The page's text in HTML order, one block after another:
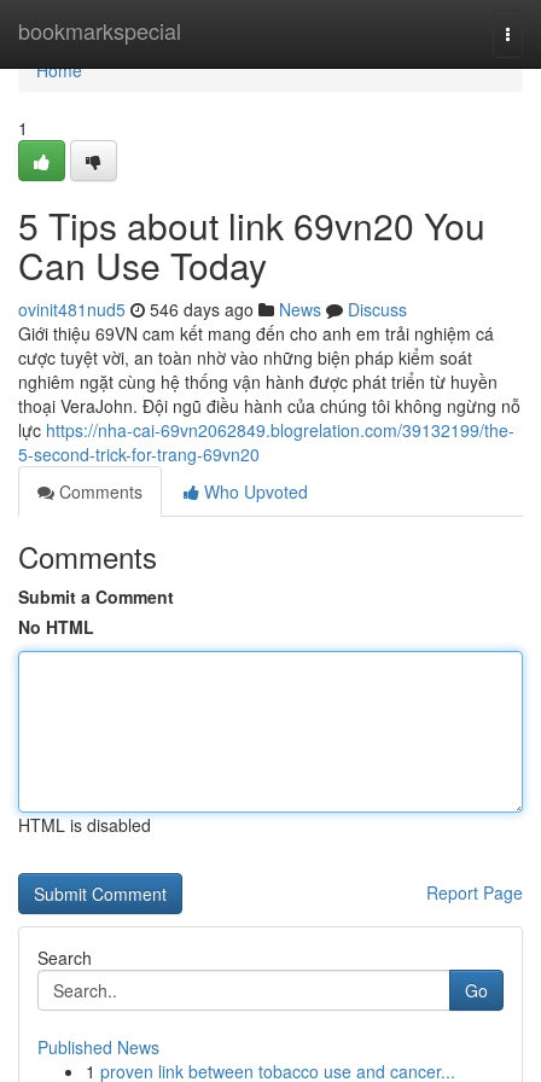
bookmarkspecial
Home
Home
1
5 Tips about link 69vn20 You
Can Use Today
ovinit481nud5 546 days ago News
Discuss
Giới thiệu 69VN cam kết mang đến cho anh em trải nghiệm cá
cược tuyệt vời, an toàn nhờ vào những biện pháp kiểm soát
nghiêm ngặt cùng hệ thống vận hành được phát triển từ huyền
thoại VeraJohn. Đội ngũ điều hành của chúng tôi không ngừng nỗ
lực https://nha-cai-69vn2062849.blogrelation.com/39132199/the-
5-second-trick-for-trang-69vn20
Comments
Who Upvoted
Comments
Submit a Comment
No HTML
HTML is disabled
Report Page
Search
Go
Published News
1 proven link between tobacco use and cancer...